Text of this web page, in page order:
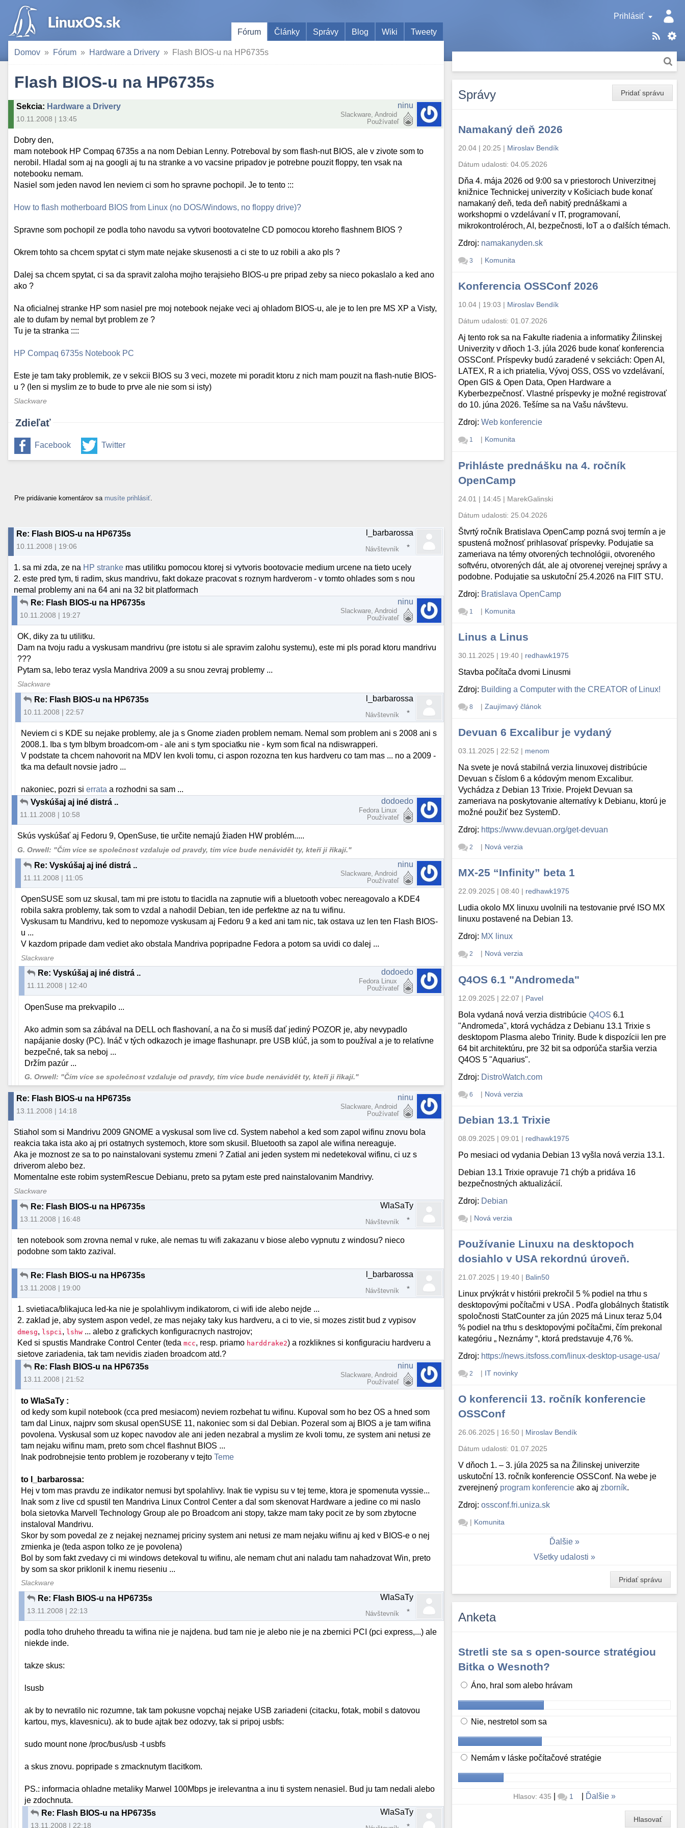
Prihlásiť
Fórum
Články Správy Blog Wiki Tweety
Domov Fórum Hardware a Drivery Flash BIOS-u na HP6735s
Flash BIOS-u na HP6735s
Sekcia: Hardware a Drivery
10.11.2008 | 13:45
ninu
Slackware, Android
Používateľ
Dobry den,
mam notebook HP Compaq 6735s a na nom Debian Lenny. Potreboval by som flash-nut BIOS, ale v zivote som to
nerobil. Hladal som aj na googli aj tu na stranke a vo vacsine pripadov je potrebne pouzit floppy, ten vsak na
notebooku nemam.
Nasiel som jeden navod len neviem ci som ho spravne pochopil. Je to tento :::
How to flash motherboard BIOS from Linux (no DOS/Windows, no floppy drive)?
Spravne som pochopil ze podla toho navodu sa vytvori bootovatelne CD pomocou ktoreho flashnem BIOS ?
Okrem tohto sa chcem spytat ci stym mate nejake skusenosti a ci ste to uz robili a ako pls ?
Dalej sa chcem spytat, ci sa da spravit zaloha mojho terajsieho BIOS-u pre pripad zeby sa nieco pokaslalo a ked ano
ako ?
Na oficialnej stranke HP som nasiel pre moj notebook nejake veci aj ohladom BIOS-u, ale je to len pre MS XP a Visty,
ale to dufam by nemal byt problem ze ?
Tu je ta stranka ::::
HP Compaq 6735s Notebook PC
Este je tam taky problemik, ze v sekcii BIOS su 3 veci, mozete mi poradit ktoru z nich mam pouzit na flash-nutie BIOS-
u ? (len si myslim ze to bude to prve ale nie som si isty)
Slackware
Zdieľať
Facebook Twitter
Pre pridávanie komentárov sa musíte prihlásiť
Re: Flash BIOS-u na HP6735s
10.11.2008 | 19:06
l_barbarossa
Návštevník
1. sa mi zda, ze na HP stranke mas utilitku pomocou ktorej si vytvoris bootovacie medium urcene na tieto ucely
2. este pred tym, ti radim, skus mandrivu, fakt dokaze pracovat s roznym hardverom - v tomto ohlades som s nou
nemal problemy ani na 64 ani na 32 bit platformach
Re: Flash BIOS-u na HP6735s
10.11.2008 | 19:27
ninu
Slackware, Android
Používateľ
OK, diky za tu utilitku.
Dam na tvoju radu a vyskusam mandrivu (pre istotu si ale spravim zalohu systemu), este mi pls porad ktoru mandrivu
???
Pytam sa, lebo teraz vysla Mandriva 2009 a su snou zevraj problemy ...
Slackware
Re: Flash BIOS-u na HP6735s
10.11.2008 | 22:57
l_barbarossa
Návštevník
Neviem ci s KDE su nejake problemy, ale ja s Gnome ziaden problem nemam. Nemal som problem ani s 2008 ani s
2008.1. Iba s tym blbym broadcom-om - ale ani s tym spociatku nie - kym som fical na ndiswrapperi.
V podstate ta chcem nahovorit na MDV len kvoli tomu, ci aspon rozozna ten kus hardveru co tam mas ... no a 2009 -
tka ma default novsie jadro ...
nakoniec, pozri sierrata a rozhodni sa sam ...
Vyskúšaj aj iné distrá ..
11.11.2008 | 10:58
dodoedo
Fedora Linux
Používateľ
Skús vyskúšať aj Fedoru 9, OpenSuse, tie určite nemajú žiaden HW problém.....
G. Orwell: "Čím více se společnost vzdaluje od pravdy, tím více bude nenávidět ty, kteří ji říkají."
Re: Vyskúšaj aj iné distrá ..
11.11.2008 | 11:05
ninu
Slackware, Android
Používateľ
OpenSUSE som uz skusal, tam mi pre istotu to tlacidla na zapnutie wifi a bluetooth vobec nereagovalo a KDE4
robila sakra problemy, tak som to vzdal a nahodil Debian, ten ide perfektne az na tu wifinu.
Vyskusam tu Mandrivu, ked to nepomoze vyskusam aj Fedoru 9 a ked ani tam nic, tak ostava uz len ten Flash BIOS-
u ...
V kazdom pripade dam vediet ako obstala Mandriva popripadne Fedora a potom sa uvidi co dalej ...
Slackware
Re: Vyskúšaj aj iné distrá ..
11.11.2008 | 12:40
dodoedo
Fedora Linux
Používateľ
OpenSuse ma prekvapilo ...
Ako admin som sa zábával na DELL och flashovaní, a na čo si musíš dať jediný POZOR je, aby nevypadlo
napájanie dosky (PC). Ináč v tých odkazoch je image flashunapr. pre USB klúč, ja som to používal a je to relatívne
bezpečné, tak sa neboj ...
Držím pazúr ...
G. Orwell: "Čím více se společnost vzdaluje od pravdy, tím více bude nenávidět ty, kteří ji říkají."
Re: Flash BIOS-u na HP6735s
13.11.2008 | 14:18
ninu
Slackware, Android
Používateľ
Stiahol som si Mandrivu 2009 GNOME a vyskusal som live cd. System nabehol a ked som zapol wifinu znovu bola
reakcia taka ista ako aj pri ostatnych systemoch, ktore som skusil. Bluetooth sa zapol ale wifina nereaguje.
Aka je moznost ze sa to po nainstalovani systemu zmeni ? Zatial ani jeden system mi nedetekoval wifinu, ci uz s
driverom alebo bez.
Momentalne este robim systemRescue Debianu, preto sa pytam este pred nainstalovanim Mandrivy.
Slackware
Re: Flash BIOS-u na HP6735s
13.11.2008 | 16:48
WlaSaTy
Návštevník
ten notebook som zrovna nemal v ruke, ale nemas tu wifi zakazanu v biose alebo vypnutu z windosu? nieco
podobne som takto zazival.
Re: Flash BIOS-u na HP6735s
13.11.2008 | 19:00
l_barbarossa
Návštevník
1. svietiaca/blikajuca led-ka nie je spolahlivym indikatorom, ci wifi ide alebo nejde ...
2. zaklad je, aby system aspon vedel, ze mas nejaky taky kus hardveru, a ci to vie, si mozes zistit bud z vypisov
dmesg, lspci, lshw ... alebo z grafickych konfiguracnych nastrojov;
Ked si spustis Mandrake Control Center (tedamcc, resp. priamo harddrake2) a rozkliknes si konfiguraciu hardveru a
sietove zariadenia, tak tam nevidis ziaden broadcom atd.?
Re: Flash BIOS-u na HP6735s
13.11.2008 | 21:52
ninu
Slackware, Android
Používateľ
to WlaSaTy :
od kedy som kupil notebook (cca pred mesiacom) neviem rozbehat tu wifinu. Kupoval som ho bez OS a hned som
tam dal Linux, najprv som skusal openSUSE 11, nakoniec som si dal Debian. Pozeral som aj BIOS a je tam wifina
povolena. Vyskusal som uz kopec navodov ale ani jeden nezabral a myslim ze kvoli tomu, ze system ani netusi ze
tam nejaku wifinu mam, preto som chcel flashnut BIOS ...
Inak podrobnejsie tento problem je rozoberany v tejtoTeme
to I_barbarossa:
Hej v tom mas pravdu ze indikator nemusi byt spolahlivy. Inak tie vypisu su v tej teme, ktora je spomenuta vyssie...
Inak som z live cd spustil ten Mandriva Linux Control Center a dal som skenovat Hardware a jedine co mi naslo
bola sietovka Marvell Technology Group ale po Broadcom ani stopy, takze mam taky pocit ze by som zbytocne
instaloval Mandrivu.
Skor by som povedal ze z nejakej neznamej priciny system ani netusi ze mam nejaku wifinu aj ked v BIOS-e o nej
zmienka je (teda aspon tolko ze je povolena)
Bol by som fakt zvedavy ci mi windows detekoval tu wifinu, ale nemam chut ani naladu tam nahadzovat Win, preto
by som sa skor priklonil k inemu rieseniu ...
Slackware
Re: Flash BIOS-u na HP6735s
13.11.2008 | 22:13
WlaSaTy
Návštevník
podla toho druheho threadu ta wifina nie je najdena. bud tam nie je alebo nie je na zbernici PCI (pci express,...) ale
niekde inde.
takze skus:
lsusb
ak by to nevratilo nic rozumne, tak tam pokusne vopchaj nejake USB zariadeni (citacku, fotak, mobil s datovou
kartou, mys, klavesnicu). ak to bude ajtak bez odozvy, tak si pripoj usbfs:
sudo mount none /proc/bus/usb -t usbfs
a skus znovu. popripade s zmacknutym tlacitkom.
PS.: informacia ohladne metaliky Marwel 100Mbps je irelevantna a inu ti system nenasiel. Bud ju tam nedali alebo
je zdochnuta.
Re: Flash BIOS-u na HP6735s
13.11.2008 | 22:18
WlaSaTy
Pridať správu
Správy
Namakaný deň 2026
20.04 | 20:25 | Miroslav Bendík
Dátum udalosti:04.05.2026
Dňa 4. mája 2026 od 9:00 sa v priestoroch Univerzitnej
knižnice Technickej univerzity v Košiciach bude konať
namakaný deň, teda deň nabitý prednáškami a
workshopmi o vzdelávaní v IT, programovaní,
mikrokontroléroch, AI, bezpečnosti, IoT a o ďalších témach.
Zdroj: namakanyden.sk
3 | Komunita
Konferencia OSSConf 2026
10.04 | 19:03 | Miroslav Bendík
Dátum udalosti:01.07.2026
Aj tento rok sa na Fakulte riadenia a informatiky Žilinskej
Univerzity v dňoch 1-3. júla 2026 bude konať konferencia
OSSConf. Príspevky budú zaradené v sekciách: Open AI,
LATEX, R a ich priatelia, Vývoj OSS, OSS vo vzdelávaní,
Open GIS & Open Data, Open Hardware a
Kyberbezpečnosť. Vlastné príspevky je možné registrovať
do 10. júna 2026. Tešíme sa na Vašu návštevu.
Zdroj:Web konferencie
1 | Komunita
Prihláste prednášku na 4. ročník
OpenCamp
24.01 | 14:45 | MarekGalinski
Dátum udalosti: 25.04.2026
Štvrtý ročník Bratislava OpenCamp pozná svoj termín a je
spustená možnosť prihlasovať príspevky. Podujatie sa
zameriava na témy otvorených technológii, otvoreného
softvéru, otvorených dát, ale aj otvorenej verejnej správy a
podobne. Podujatie sa uskutoční 25.4.2026 na FIIT STU.
Zdroj: Bratislava OpenCamp
1 | Komunita
Linus a Linus
30.11.2025 | 19:40 | redhawk1975
Stavba počítača dvomi Linusmi
Zdroj: Building a Computer with the CREATOR of Linux!
8 | Zaujímavý článok
Devuan 6 Excalibur je vydaný
03.11.2025 | 22:52 | menom
Na svete je nová stabilná verzia linuxovej distribúcie
Devuan s číslom 6 a kódovým menom Excalibur.
Vychádza z Debian 13 Trixie. Projekt Devuan sa
zameriava na poskytovanie alternatívy k Debianu, ktorú je
možné použiť bez SystemD.
Zdroj: https://www.devuan.org/get-devuan
2 | Nová verzia
MX-25 “Infinity” beta 1
22.09.2025 | 08:40 | redhawk1975
Ludia okolo MX linuxu uvolnili na testovanie prvé ISO MX
linuxu postavené na Debian 13.
Zdroj: MX linux
2 | Nová verzia
Q4OS 6.1 "Andromeda"
12.09.2025 | 22:07 | Pavel
Bola vydaná nová verzia distribúcieQ4OS 6.1
"Andromeda", ktorá vychádza z Debianu 13.1 Trixie s
desktopom Plasma alebo Trinity. Bude k dispozícii len pre
64 bit architektúru, pre 32 bit sa odporúča staršia verzia
Q4OS 5 "Aquarius".
Zdroj: DistroWatch.com
6 | Nová verzia
Debian 13.1 Trixie
08.09.2025 | 09:01 | redhawk1975
Po mesiaci od vydania Debian 13 vyšla nová verzia 13.1.
Debian 13.1 Trixie opravuje 71 chýb a pridáva 16
bezpečnostných aktualizácií.
Zdroj: Debian
| Nová verzia
Používanie Linuxu na desktopoch
dosiahlo v USA rekordnú úroveň.
21.07.2025 | 19:40 | Balin50
Linux prvýkrát v histórii prekročil 5 % podiel na trhu s
desktopovými počítačmi v USA . Podľa globálnych štatistík
spoločnosti StatCounter za jún 2025 má Linux teraz 5,04
% podiel na trhu s desktopovými počítačmi, čím prekonal
kategóriu „ Neznámy “, ktorá predstavuje 4,76 %.
Zdroj: https://news.itsfoss.com/linux-desktop-usage-usa/
2 | IT novinky
O konferencii 13. ročník konferencie
OSSConf
26.06.2025 | 16:50 | Miroslav Bendík
Dátum udalosti:01.07.2025
V dňoch 1. – 3. júla 2025 sa na Žilinskej univerzite
uskutoční 13. ročník konferencie OSSConf. Na webe je
zverejnený program konferencie ako aj zborník.
Zdroj:ossconf.fri.uniza.sk
| Komunita
Ďalšie
Všetky udalosti
Pridať správu
Anketa
Stretli ste sa s open-source stratégiou
Bitka o Wesnoth?
Áno, hral som alebo hrávam
Nie, nestretol som sa
Nemám v láske počítačové stratégie
Hlasov: 435 | 1 Ďalšie
Hlasovať